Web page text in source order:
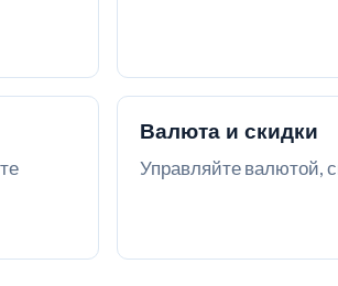
Валюта и скидки
Управляйте валютой,